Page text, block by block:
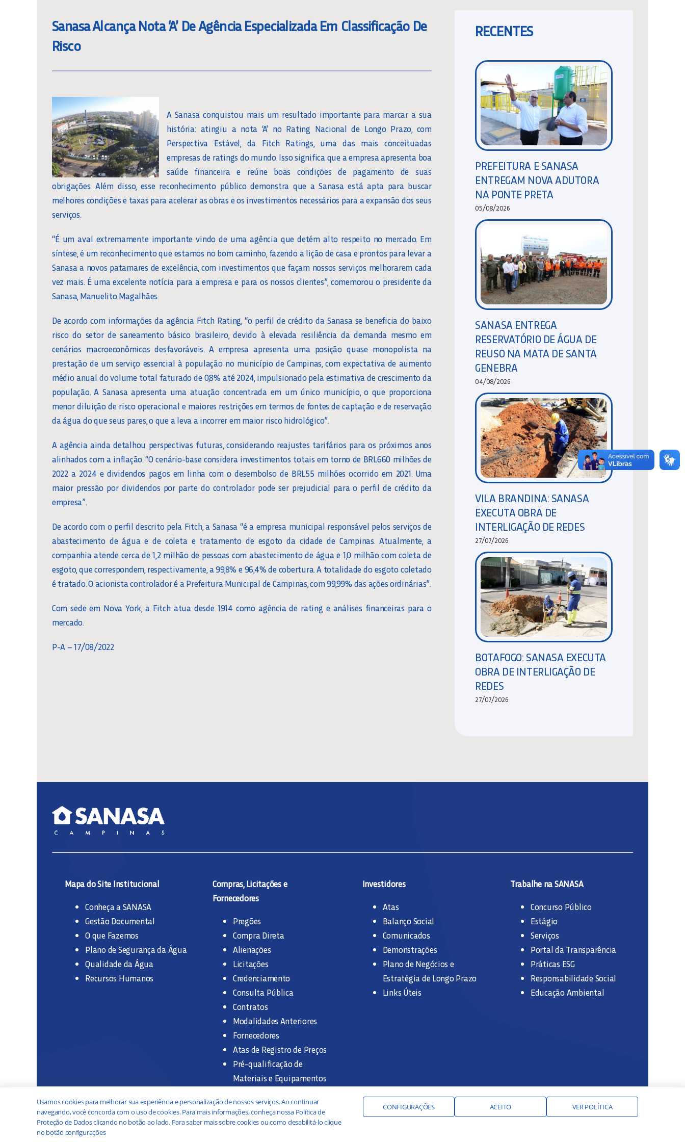
Sanasa Alcança Nota ‘A’ De Agência Especializada Em Classificação De
Risco
A Sanasa conquistou mais um resultado importante para marcar a sua
história: atingiu a nota ‘A’ no Rating Nacional de Longo Prazo, com
Perspectiva Estável, da Fitch Ratings, uma das mais conceituadas
empresas de ratings do mundo. Isso significa que a empresa apresenta boa
saúde financeira e reúne boas condições de pagamento de suas
obrigações. Além disso, esse reconhecimento público demonstra que a Sanasa está apta para buscar
melhores condições e taxas para acelerar as obras e os investimentos necessários para a expansão dos seus
serviços.
“É um aval extremamente importante vindo de uma agência que detém alto respeito no mercado. Em
síntese, é um reconhecimento que estamos no bom caminho, fazendo a lição de casa e prontos para levar a
Sanasa a novos patamares de excelência, com investimentos que façam nossos serviços melhorarem cada
vez mais. É uma excelente notícia para a empresa e para os nossos clientes”, comemorou o presidente da
Sanasa, Manuelito Magalhães.
De acordo com informações da agência Fitch Rating, “o perfil de crédito da Sanasa se beneficia do baixo
risco do setor de saneamento básico brasileiro, devido à elevada resiliência da demanda mesmo em
cenários macroeconômicos desfavoráveis. A empresa apresenta uma posição quase monopolista na
prestação de um serviço essencial à população no município de Campinas, com expectativa de aumento
médio anual do volume total faturado de 0,8% até 2024, impulsionado pela estimativa de crescimento da
população. A Sanasa apresenta uma atuação concentrada em um único município, o que proporciona
menor diluição de risco operacional e maiores restrições em termos de fontes de captação e de reservação
da água do que seus pares, o que a leva a incorrer em maior risco hidrológico”.
A agência ainda detalhou perspectivas futuras, considerando reajustes tarifários para os próximos anos
alinhados com a inflação. “O cenário-base considera investimentos totais em torno de BRL660 milhões de
2022 a 2024 e dividendos pagos em linha com o desembolso de BRL55 milhões ocorrido em 2021. Uma
maior pressão por dividendos por parte do controlador pode ser prejudicial para o perfil de crédito da
empresa”.
De acordo com o perfil descrito pela Fitch, a Sanasa “é a empresa municipal responsável pelos serviços de
abastecimento de água e de coleta e tratamento de esgoto da cidade de Campinas. Atualmente, a
companhia atende cerca de 1,2 milhão de pessoas com abastecimento de água e 1,0 milhão com coleta de
esgoto, que correspondem, respectivamente, a 99,8% e 96,4% de cobertura. A totalidade do esgoto coletado
é tratado. O acionista controlador é a Prefeitura Municipal de Campinas, com 99,99% das ações ordinárias”.
Com sede em Nova York, a Fitch atua desde 1914 como agência de rating e análises financeiras para o
mercado.
P-A – 17/08/2022
RECENTES
PREFEITURA E SANASA
ENTREGAM NOVA ADUTORA
NA PONTE PRETA
05/08/2026
SANASA ENTREGA
RESERVATÓRIO DE ÁGUA DE
REUSO NA MATA DE SANTA
GENEBRA
04/08/2026
VILA BRANDINA: SANASA
EXECUTA OBRA DE
INTERLIGAÇÃO DE REDES
27/07/2026
BOTAFOGO: SANASA EXECUTA
OBRA DE INTERLIGAÇÃO DE
REDES
27/07/2026
Mapa do Site Institucional
Conheça a SANASA
Gestão Documental
O que Fazemos
Plano de Segurança da Água
Qualidade da Água
Recursos Humanos
Compras, Licitações e
Fornecedores
Pregões
Compra Direta
Alienações
Licitações
Credenciamento
Consulta Pública
Contratos
Modalidades Anteriores
Fornecedores
Atas de Registro de Preços
Pré-qualificação de
Materiais e Equipamentos
Documentação Interna
Investidores
Atas
Balanço Social
Comunicados
Demonstrações
Plano de Negócios e
Estratégia de Longo Prazo
Links Úteis
Trabalhe na SANASA
Concurso Público
Estágio
Serviços
Portal da Transparência
Práticas ESG
Responsabilidade Social
Educação Ambiental
Usamos cookies para melhorar sua experiência e personalização de nossos serviços. Ao continuar
navegando, você concorda com o uso de cookies. Para mais informações, conheça nossa Política de
Proteção de Dados clicando no botão ao lado. Para saber mais sobre cookies ou como desabilitá-lo clique
no botão configurações
CONFIGURAÇÕES ACEITO VER POLÍTICA